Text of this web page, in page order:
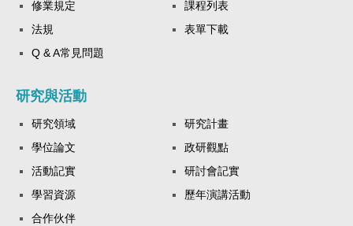
修業規定
課程列表
法規
表單下載
Q & A常見問題
研究與活動
研究領域
研究計畫
學位論文
政研觀點
活動記實
研討會記實
學習資源
歷年演講活動
合作伙伴